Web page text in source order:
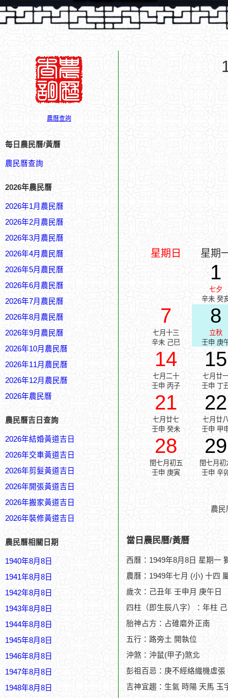
農曆查詢
每日農民曆/黃曆
農民曆查詢
2026年農民曆
2026年1月農民曆
2026年2月農民曆
2026年3月農民曆
2026年4月農民曆
2026年5月農民曆
2026年6月農民曆
2026年7月農民曆
2026年8月農民曆
2026年9月農民曆
2026年10月農民曆
2026年11月農民曆
2026年12月農民曆
2026年農民曆
農民曆吉日查詢
2026年結婚黃道吉日
2026年交車黃道吉日
2026年剪髮黃道吉日
2026年開張黃道吉日
2026年搬家黃道吉日
2026年裝修黃道吉日
農民曆相關日期
1940年8月8日
1941年8月8日
1942年8月8日
1943年8月8日
1944年8月8日
1945年8月8日
1946年8月8日
1947年8月8日
1948年8月8日
星期日 星期
1
七夕
辛未 癸
7
七月十三
辛未 己巳
8
立秋
壬申 庚
14
七月二十
壬申 丙子
15
七月廿
壬申 丁
21
七月廿七
壬申 癸未
22
七月廿
壬申 甲
28
閏七月初五
壬申 庚寅
29
閏七月初
壬申 辛
農
當日農民曆/黃曆
西曆：1949年8月8日 星期一
農曆：1949年七月 (小) 十四
歲次：己丑年 壬申月 庚午日
四柱（即生辰八字）：年柱
胎神占方：占碓磨外正南
五行：路旁土 開執位
沖煞：沖鼠(甲子)煞北
彭祖百忌：庚不經絡織機虛
吉神宜趨：生氣 時陽 天馬 玉